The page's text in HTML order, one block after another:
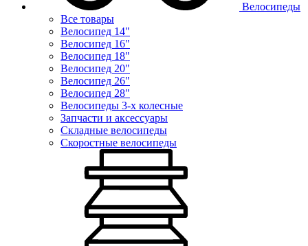
Велосипеды
Все товары
Велосипед 14"
Велосипед 16"
Велосипед 18"
Велосипед 20"
Велосипед 26"
Велосипед 28"
Велосипеды 3-х колесные
Запчасти и аксессуары
Складные велосипеды
Скоростные велосипеды